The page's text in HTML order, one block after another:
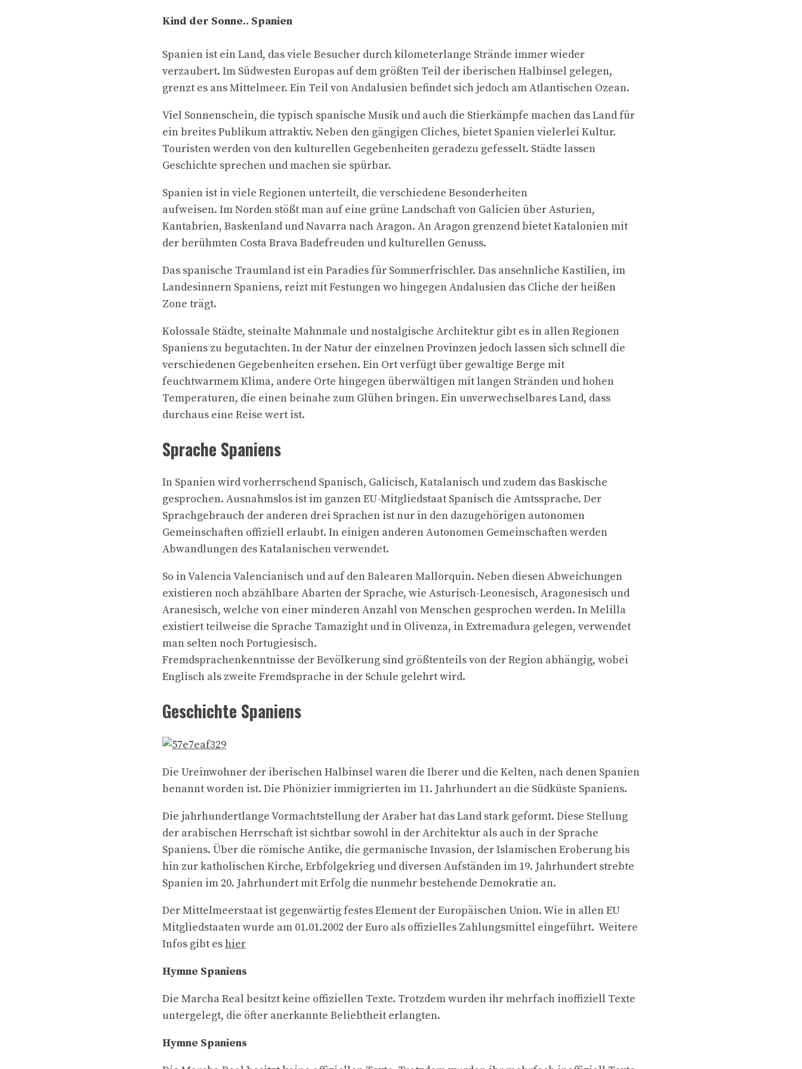
Kind der Sonne.. Spanien
Spanien ist ein Land, das viele Besucher durch kilometerlange Strände immer wieder
verzaubert. Im Südwesten Europas auf dem größten Teil der iberischen Halbinsel gelegen,
grenzt es ans Mittelmeer. Ein Teil von Andalusien befindet sich jedoch am Atlantischen Ozean.
Viel Sonnenschein, die typisch spanische Musik und auch die Stierkämpfe machen das Land für
ein breites Publikum attraktiv. Neben den gängigen Cliches, bietet Spanien vielerlei Kultur.
Touristen werden von den kulturellen Gegebenheiten geradezu gefesselt. Städte lassen
Geschichte sprechen und machen sie spürbar.
Spanien ist in viele Regionen unterteilt, die verschiedene Besonderheiten
aufweisen. Im Norden stößt man auf eine grüne Landschaft von Galicien über Asturien,
Kantabrien, Baskenland und Navarra nach Aragon. An Aragon grenzend bietet Katalonien mit
der berühmten Costa Brava Badefreuden und kulturellen Genuss.
Das spanische Traumland ist ein Paradies für Sommerfrischler. Das ansehnliche Kastilien, im
Landesinnern Spaniens, reizt mit Festungen wo hingegen Andalusien das Cliche der heißen
Zone trägt.
Kolossale Städte, steinalte Mahnmale und nostalgische Architektur gibt es in allen Regionen
Spaniens zu begutachten. In der Natur der einzelnen Provinzen jedoch lassen sich schnell die
verschiedenen Gegebenheiten ersehen. Ein Ort verfügt über gewaltige Berge mit
feuchtwarmem Klima, andere Orte hingegen überwältigen mit langen Stränden und hohen
Temperaturen, die einen beinahe zum Glühen bringen. Ein unverwechselbares Land, dass
durchaus eine Reise wert ist.
Sprache Spaniens
In Spanien wird vorherrschend Spanisch, Galicisch, Katalanisch und zudem das Baskische
gesprochen. Ausnahmslos ist im ganzen EU-Mitgliedstaat Spanisch die Amtssprache. Der
Sprachgebrauch der anderen drei Sprachen ist nur in den dazugehörigen autonomen
Gemeinschaften offiziell erlaubt. In einigen anderen Autonomen Gemeinschaften werden
Abwandlungen des Katalanischen verwendet.
So in Valencia Valencianisch und auf den Balearen Mallorquin. Neben diesen Abweichungen
existieren noch abzählbare Abarten der Sprache, wie Asturisch-Leonesisch, Aragonesisch und
Aranesisch, welche von einer minderen Anzahl von Menschen gesprochen werden. In Melilla
existiert teilweise die Sprache Tamazight und in Olivenza, in Extremadura gelegen, verwendet
man selten noch Portugiesisch.
Fremdsprachenkenntnisse der Bevölkerung sind größtenteils von der Region abhängig, wobei
Englisch als zweite Fremdsprache in der Schule gelehrt wird.
Geschichte Spaniens
Die Ureinwohner der iberischen Halbinsel waren die Iberer und die Kelten, nach denen Spanien
benannt worden ist. Die Phönizier immigrierten im 11. Jahrhundert an die Südküste Spaniens.
Die jahrhundertlange Vormachtstellung der Araber hat das Land stark geformt. Diese Stellung
der arabischen Herrschaft ist sichtbar sowohl in der Architektur als auch in der Sprache
Spaniens. Über die römische Antike, die germanische Invasion, der Islamischen Eroberung bis
hin zur katholischen Kirche, Erbfolgekrieg und diversen Aufständen im 19. Jahrhundert strebte
Spanien im 20. Jahrhundert mit Erfolg die nunmehr bestehende Demokratie an.
Der Mittelmeerstaat ist gegenwärtig festes Element der Europäischen Union. Wie in allen EU
Mitgliedstaaten wurde am 01.01.2002 der Euro als offizielles Zahlungsmittel eingeführt. Weitere
Infos gibt eshier
Hymne Spaniens
Die Marcha Real besitzt keine offiziellen Texte. Trotzdem wurden ihr mehrfach inoffiziell Texte
untergelegt, die öfter anerkannte Beliebtheit erlangten.
Hymne Spaniens